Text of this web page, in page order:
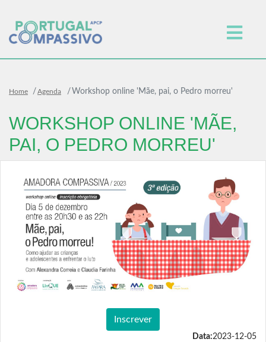
Home Agenda Workshop online 'Mãe, pai, o Pedro morreu'
WORKSHOP ONLINE 'MÃE,
PAI, O PEDRO MORREU'
Inscrever
Data:2023-12-05